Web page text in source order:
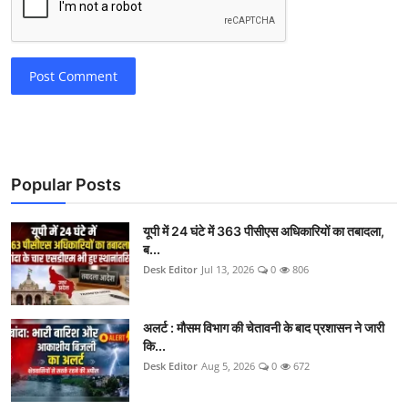
Post Comment
Popular Posts
यूपी में 24 घंटे में 363 पीसीएस अधिकारियों का तबादला,
ब...
Desk Editor Jul 13, 2026 0 806
अलर्ट : मौसम विभाग की चेतावनी के बाद प्रशासन ने जारी
कि...
Desk Editor Aug 5, 2026 0 672